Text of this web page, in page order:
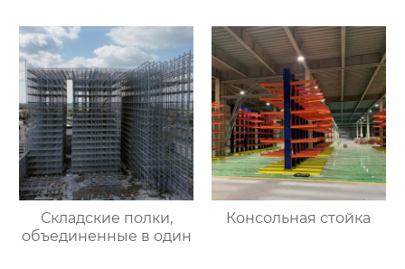
пространство
складская балочная
полка для хранения
поддонов оптовая
продажа с фабрики в
Хэбэе
Складские полки,
объединенные в один
Консольная стойка